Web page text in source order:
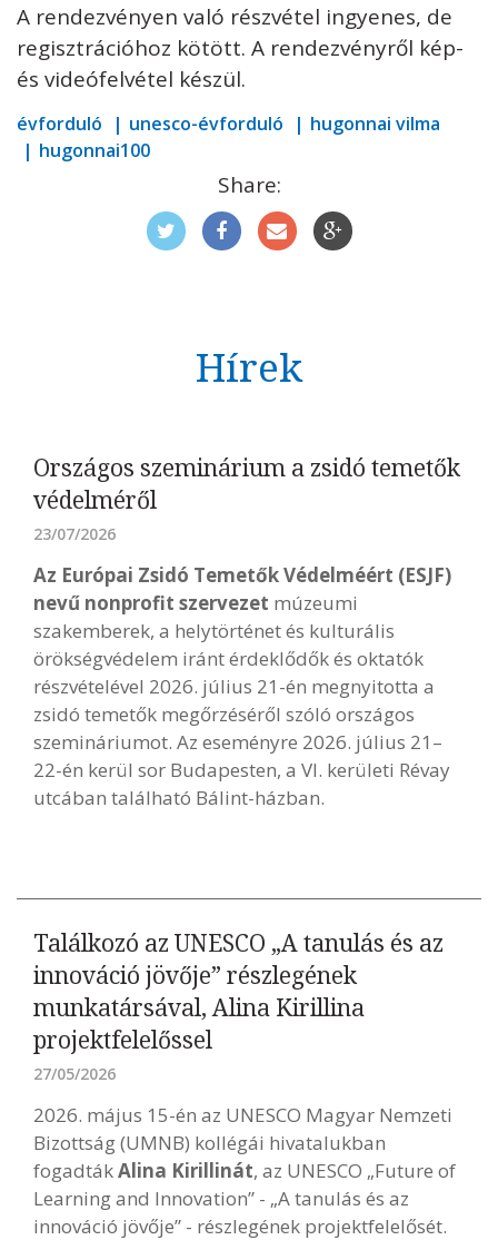
A rendezvényen való részvétel ingyenes, de
regisztrációhoz kötött. A rendezvényről kép-
és videófelvétel készül.
évforduló unesco-évforduló
hugonnai vilma
hugonnai100
Share:
Hírek
Országos szeminárium a zsidó temetők
védelméről
23/07/2026
Az Európai Zsidó Temetők Védelméért (ESJF)
nevű nonprofit szervezet múzeumi
szakemberek, a helytörténet és kulturális
örökségvédelem iránt érdeklődők és oktatók
részvételével 2026. július 21-én megnyitotta a
zsidó temetők megőrzéséről szóló országos
szemináriumot. Az eseményre 2026. július 21–
22-én kerül sor Budapesten, a VI. kerületi Révay
utcában található Bálint-házban.
Találkozó az UNESCO „A tanulás és az
innováció jövője” részlegének
munkatársával, Alina Kirillina
projektfelelőssel
27/05/2026
2026. május 15-én az UNESCO Magyar Nemzeti
Bizottság (UMNB) kollégái hivatalukban
fogadtákAlina Kirillinát, az UNESCO „Future of
Learning and Innovation” - „A tanulás és az
innováció jövője” - részlegének projektfelelősét.